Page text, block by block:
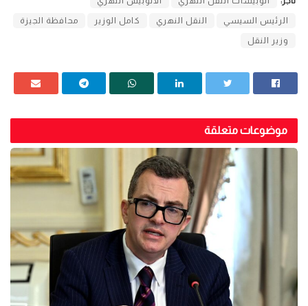
الرئيس السيسي النقل النهري كامل الوزير محافظة الجيزة
وزير النقل
موضوعات متعلقة